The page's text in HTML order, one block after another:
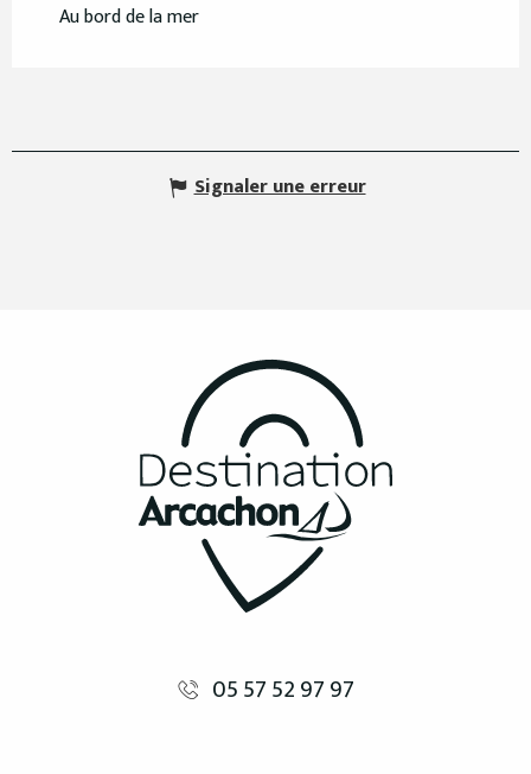
Au bord de la mer
Signaler une erreur
05 57 52 97 97